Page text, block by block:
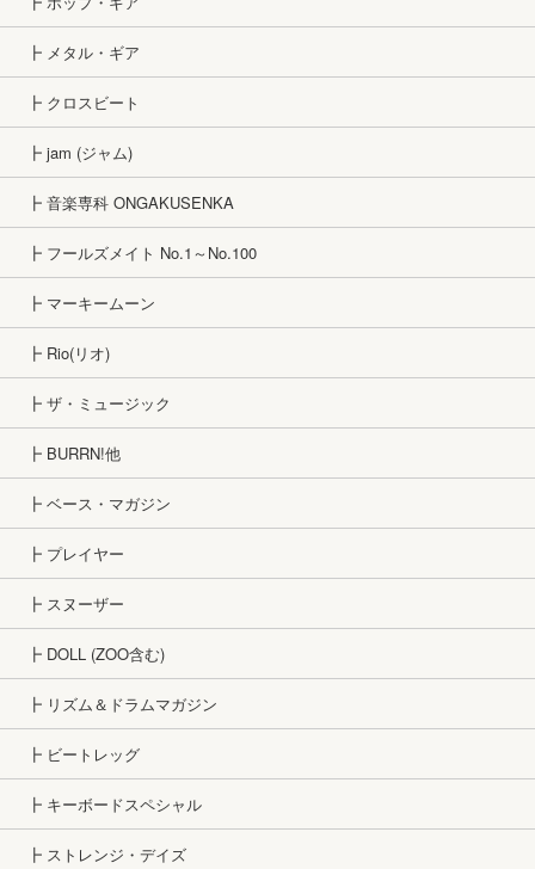
┣ メタル・ギア
┣ クロスビート
┣ jam (ジャム)
┣ 音楽専科 ONGAKUSENKA
┣ フールズメイト No.1～No.100
┣ マーキームーン
┣ Rio(リオ)
┣ ザ・ミュージック
┣ BURRN!他
┣ ベース・マガジン
┣ プレイヤー
┣ スヌーザー
┣ DOLL (ZOO含む)
┣ リズム＆ドラムマガジン
┣ ビートレッグ
┣ キーボードスペシャル
┣ ストレンジ・デイズ